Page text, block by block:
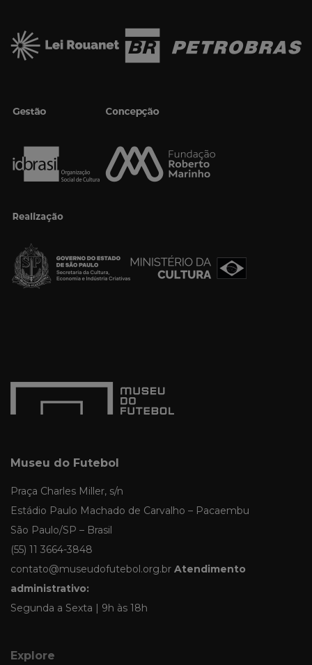
Museu do Futebol
Praça Charles Miller, s/n
Estádio Paulo Machado de Carvalho – Pacaembu
São Paulo/SP – Brasil
(55) 11 3664-3848
contato@museudofutebol.org.br Atendimento
administrativo:
Segunda a Sexta | 9h às 18h
Explore